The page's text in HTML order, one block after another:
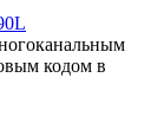
кодом в